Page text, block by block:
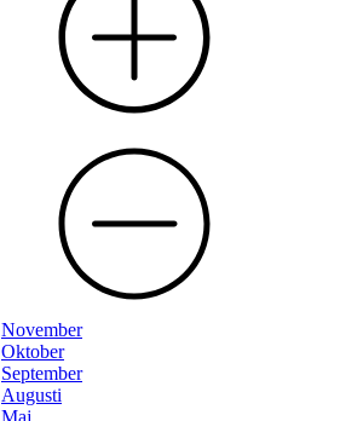
November
Oktober
September
Augusti
Maj